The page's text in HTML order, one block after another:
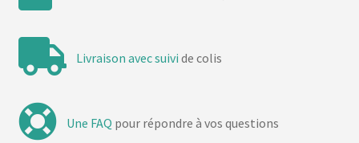
Livraison avec suivi de colis
Une FAQ pour répondre à vos questions